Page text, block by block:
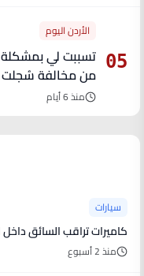
05
الأردن اليوم
من مخالفة
منذ 6 أيام
سيارات
كاميرات تراقب السائق داخل
منذ 2 أسبوع